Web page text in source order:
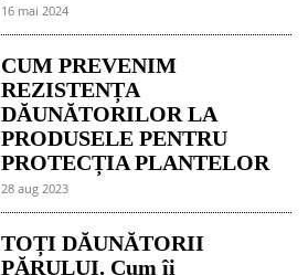
16 mai 2024
CUM PREVENIM
REZISTENȚA
DĂUNĂTORILOR LA
PRODUSELE PENTRU
PROTECȚIA PLANTELOR
28 aug 2023
TOȚI DĂUNĂTORII
PĂRULUI. Cum îi